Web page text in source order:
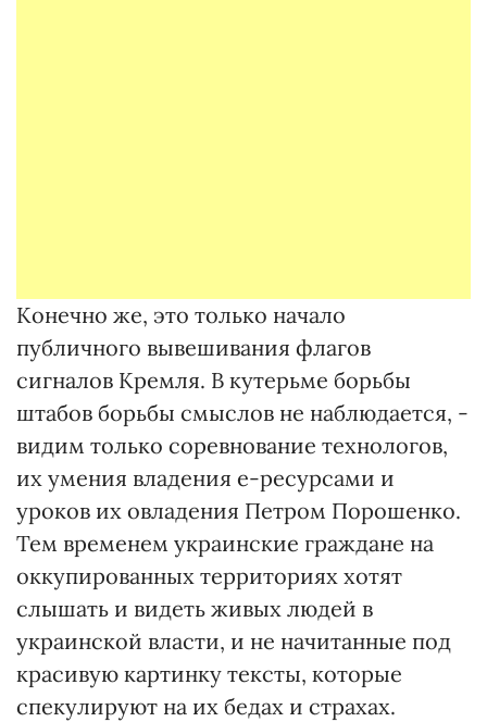
Конечно же, это только начало
публичного вывешивания флагов
сигналов Кремля. В кутерьме борьбы
штабов борьбы смыслов не наблюдается, -
видим только соревнование технологов,
их умения владения е-ресурсами и
уроков их овладения Петром Порошенко.
Тем временем украинские граждане на
оккупированных территориях хотят
слышать и видеть живых людей в
украинской власти, и не начитанные под
красивую картинку тексты, которые
спекулируют на их бедах и страхах.